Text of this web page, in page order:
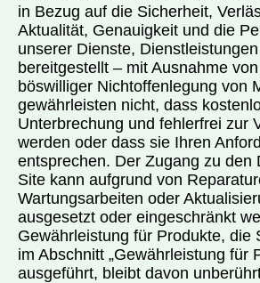
in Bezug auf die Sicherheit,
Aktualität, Genauigkeit und die
unserer Dienste,
bereitgestellt – mit Ausnahme
böswilliger Nichtoffenlegung von
gewährleisten nicht, dass
Unterbrechung und fehlerfrei zur
werden oder dass sie Ihren
entsprechen. Der Zugang zu den
Site kann aufgrund von
Wartungsarbeiten oder
ausgesetzt oder eingeschränkt
Gewährleistung für Produkte, die
im Abschnitt „Gewährleistung für
ausgeführt, bleibt davon